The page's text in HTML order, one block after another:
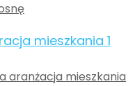
aranżacja mieszkania